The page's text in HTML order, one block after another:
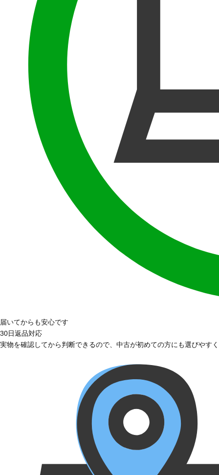
届いてからも安心です
30日返品対応
実物を確認してから判断できるので、中古が初めての方にも選びやす